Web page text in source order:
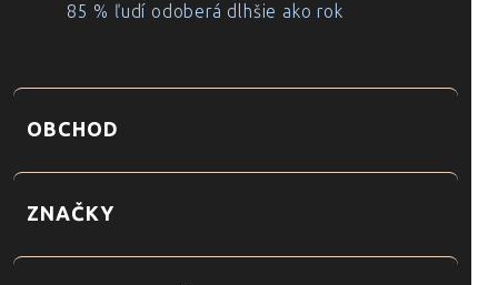
85 % ľudí odoberá dlhšie ako rok
OBCHOD
ZNAČKY